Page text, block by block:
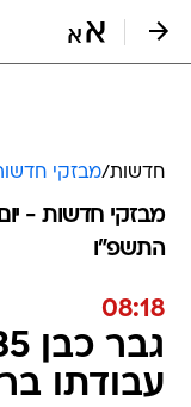
חדשות/מבזקי
התשפ"ו
08:18
עבודתו